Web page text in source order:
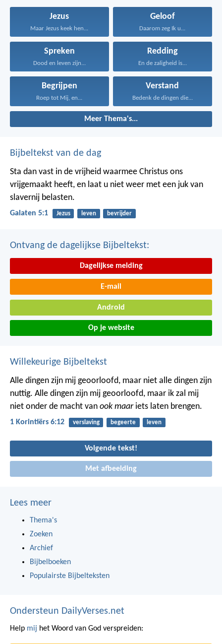
Jezus
Maar Jezus keek hen...
Geloof
Daarom zeg Ik u...
Spreken
Dood en leven zijn...
Redding
En de zaligheid is...
Begrijpen
Roep tot Mij, en...
Verstand
Bedenk de dingen die...
Meer Thema's...
Bijbeltekst van de dag
Sta dan vast in de vrijheid waarmee Christus ons
vrijgemaakt heeft, en laat u niet weer met een juk van
slavernij belasten.
Galaten 5:1 Jezus leven bevrijder
Ontvang de dagelijkse Bijbeltekst:
Dagelijkse melding
E-mail
Android
Op je website
Willekeurige Bijbeltekst
Alle dingen zijn mij geoorloofd, maar niet alle dingen zijn
nuttig. Alle dingen zijn mij geoorloofd, maar ik zal mij
niet onder de macht van ook maariets laten brengen.
1 Korintiërs 6:12 verslaving begeerte leven
Volgende tekst!
Met afbeelding
Lees meer
Thema's
Zoeken
Archief
Bijbelboeken
Populairste Bijbelteksten
Ondersteun DailyVerses.net
Help mij het Woord van God verspreiden: